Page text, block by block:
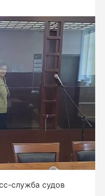
служба судов